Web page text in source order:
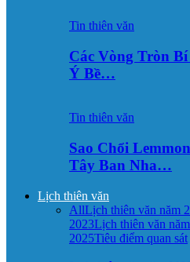
Tin thiên văn
Các Vòng Tròn
Ý Bề…
Tin thiên văn
Sao Chổi
Tây Ban Nha…
Lịch thiên văn
AllLịch thiên văn năm
2023Lịch thiên văn
2025Tiêu điểm quan sát